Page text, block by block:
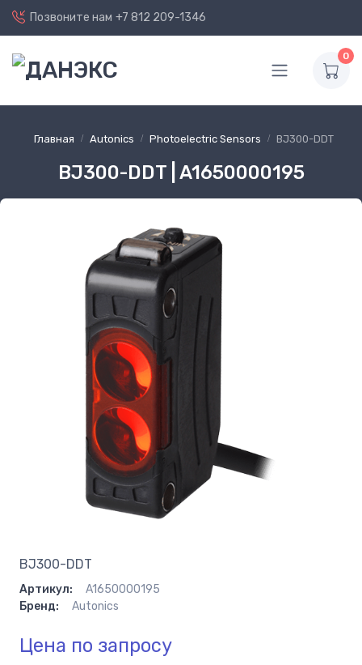
Позвоните нам +7 812 209-1346
0
Главная Autonics Photoelectric Sensors BJ300-DDT
BJ300-DDT | A1650000195
BJ300-DDT
Артикул:
A1650000195
Бренд:
Autonics
Цена по запросу